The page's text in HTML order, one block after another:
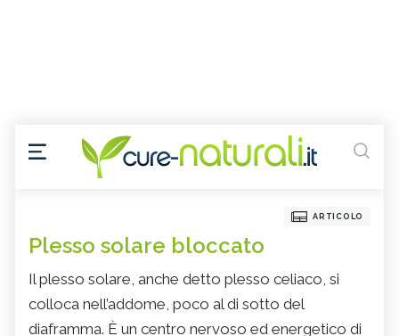
ARTICOLO
Plesso solare bloccato
Il plesso solare, anche detto plesso celiaco, si
colloca nell’addome, poco al di sotto del
diaframma. È un centro nervoso ed energetico di